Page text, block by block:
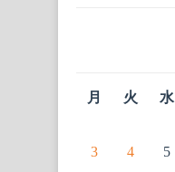
月 火 水
3
4 5